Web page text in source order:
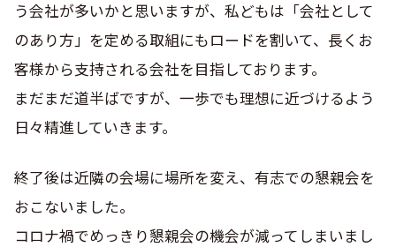
う会社が多いかと思いますが、私どもは「会社として
のあり方」を定める取組にもロードを割いて、長くお
客様から支持される会社を目指しております。
まだまだ道半ばですが、一歩でも理想に近づけるよう
日々精進していきます。
終了後は近隣の会場に場所を変え、有志での懇親会を
おこないました。
コロナ禍でめっきり懇親会の機会が減ってしまいまし